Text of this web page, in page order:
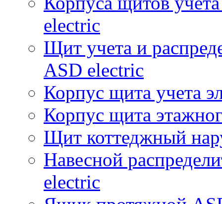
electric
Щит учета и
ASD electric
Корпус щита учета
Корпус щита
Щит коттеджный
Навесной
electric